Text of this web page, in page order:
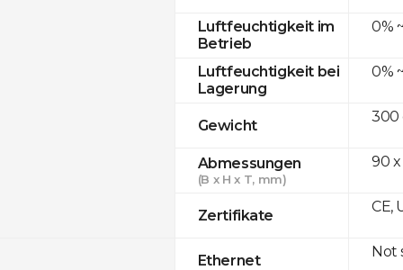
Luftfeuchtigkeit im
Betrieb
Luftfeuchtigkeit bei
Lagerung
Gewicht
Abmessungen
(B x H x T, mm)
Zertifikate
Ethernet
0%
0%
300
90 x
CE,
Not